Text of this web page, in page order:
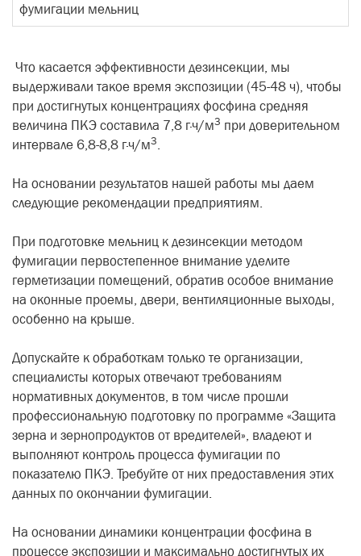
фумигации мельниц
Что касается эффективности дезинсекции, мы
выдерживали такое время экспозиции (45-48 ч), чтобы
при достигнутых концентрациях фосфина средняя
величина ПКЭ составила 7,8 г·ч/м3 при доверительном
интервале 6,8-8,8 г·ч/м3.
На основании результатов нашей работы мы даем
следующие рекомендации предприятиям.
При подготовке мельниц к дезинсекции методом
фумигации первостепенное внимание уделите
герметизации помещений, обратив особое внимание
на оконные проемы, двери, вентиляционные выходы,
особенно на крыше.
Допускайте к обработкам только те организации,
специалисты которых отвечают требованиям
нормативных документов, в том числе прошли
профессиональную подготовку по программе «Защита
зерна и зернопродуктов от вредителей», владеют и
выполняют контроль процесса фумигации по
показателю ПКЭ. Требуйте от них предоставления этих
данных по окончании фумигации.
На основании динамики концентрации фосфина в
процессе экспозиции и максимально достигнутых их